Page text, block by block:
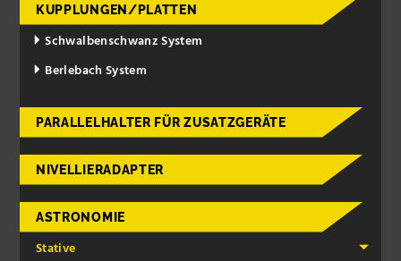
KUPPLUNGEN/PLATTEN
Schwalbenschwanz System
Berlebach System
PARALLELHALTER FÜR ZUSATZGERÄTE
NIVELLIERADAPTER
ASTRONOMIE
Stative